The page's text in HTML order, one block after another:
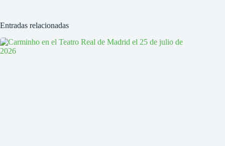
Entradas relacionadas